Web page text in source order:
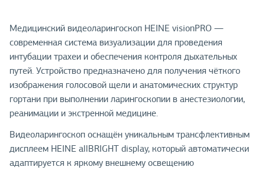
Медицинский видеоларингоскоп HEINE visionPRO —
современная система визуализации для проведения
интубации трахеи и обеспечения контроля дыхательных
путей. Устройство предназначено для получения чёткого
изображения голосовой щели и анатомических структур
гортани при выполнении ларингоскопии в анестезиологии,
реанимации и экстренной медицине.
Видеоларингоскоп оснащён уникальным трансфлективным
дисплеем HEINE allBRIGHT display, который автоматически
адаптируется к яркому внешнему освещению